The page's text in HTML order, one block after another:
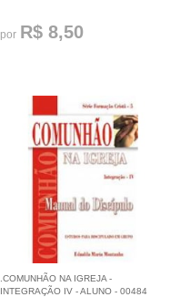
por R$ 8,50
.COMUNHÃO NA IGREJA -
INTEGRAÇÃO IV - ALUNO - 00484